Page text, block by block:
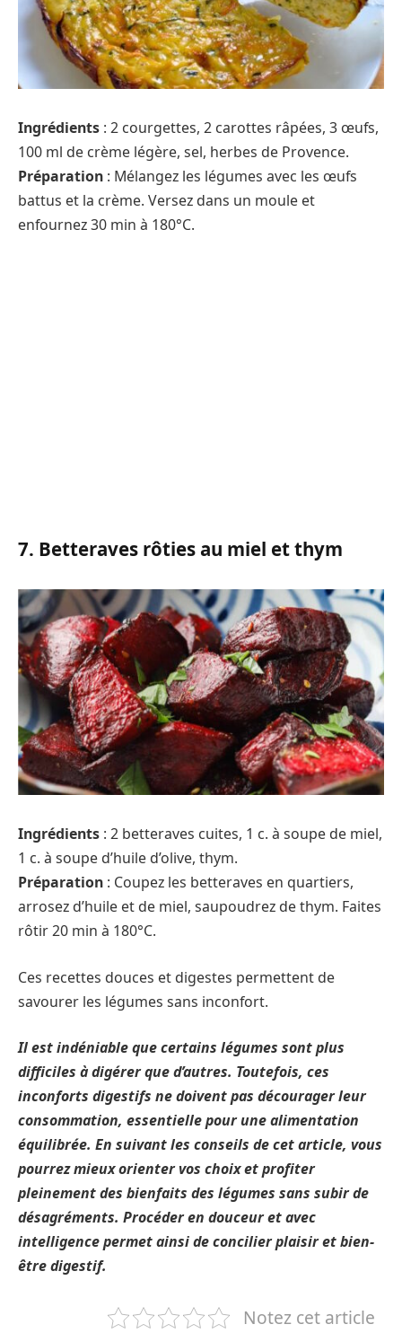
Ingrédients : 2 courgettes, 2 carottes râpées, 3 œufs,
100 ml de crème légère, sel, herbes de Provence.
Préparation : Mélangez les légumes avec les œufs
battus et la crème. Versez dans un moule et
enfournez 30 min à 180°C.
7. Betteraves rôties au miel et thym
Ingrédients : 2 betteraves cuites, 1 c. à soupe de miel,
1 c. à soupe d’huile d’olive, thym.
Préparation : Coupez les betteraves en quartiers,
arrosez d’huile et de miel, saupoudrez de thym. Faites
rôtir 20 min à 180°C.
Ces recettes douces et digestes permettent de
savourer les légumes sans inconfort.
Il est indéniable que certains légumes sont plus
difficiles à digérer que d’autres. Toutefois, ces
inconforts digestifs ne doivent pas décourager leur
consommation, essentielle pour une alimentation
équilibrée. En suivant les conseils de cet article, vous
pourrez mieux orienter vos choix et profiter
pleinement des bienfaits des légumes sans subir de
désagréments. Procéder en douceur et avec
intelligence permet ainsi de concilier plaisir et bien-
être digestif.
Notez cet article